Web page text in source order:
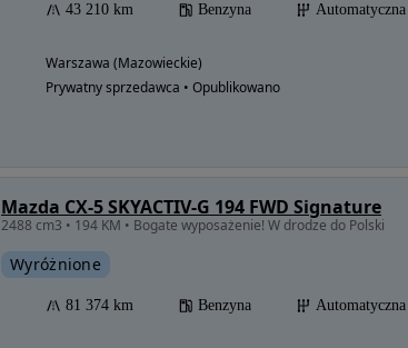
43 210 km Benzyna Automatyczna
Warszawa (Mazowieckie)
Prywatny sprzedawca • Opublikowano
Mazda CX-5 SKYACTIV-G 194 FWD Signature
2488 cm3 • 194 KM • Bogate wyposażenie! W drodze do Polski
Wyróżnione
81 374 km Benzyna Automatyczna